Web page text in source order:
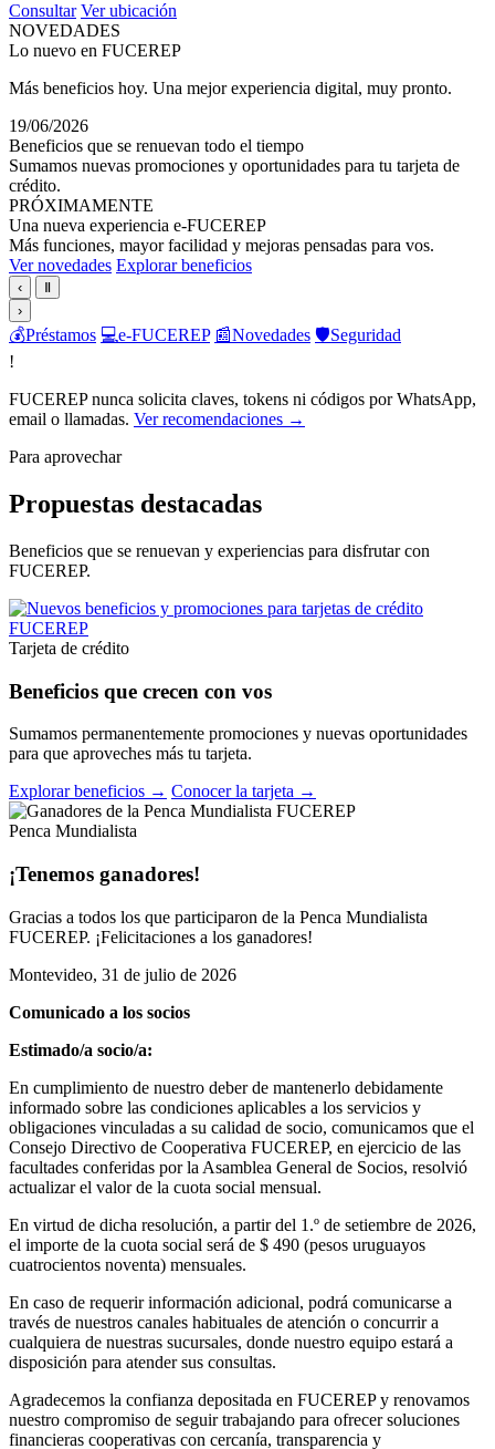
Consultar Ver ubicación
NOVEDADES
Lo nuevo en FUCEREP
Más beneficios hoy. Una mejor experiencia digital, muy pronto.
19/06/2026
Beneficios que se renuevan todo el tiempo
Sumamos nuevas promociones y oportunidades para tu tarjeta de
crédito.
PRÓXIMAMENTE
Una nueva experiencia e-FUCEREP
Más funciones, mayor facilidad y mejoras pensadas para vos.
Ver novedades Explorar beneficios
‹
Ⅱ
›
💰Préstamos 💻e-FUCEREP 📰Novedades 🛡️Seguridad
!
FUCEREP nunca solicita claves, tokens ni códigos por WhatsApp,
email o llamadas. Ver recomendaciones →
Para aprovechar
Propuestas destacadas
Beneficios que se renuevan y experiencias para disfrutar con
FUCEREP.
Tarjeta de crédito
Beneficios que crecen con vos
Sumamos permanentemente promociones y nuevas oportunidades
para que aproveches más tu tarjeta.
Explorar beneficios → Conocer la tarjeta →
Penca Mundialista
¡Tenemos ganadores!
Gracias a todos los que participaron de la Penca Mundialista
FUCEREP. ¡Felicitaciones a los ganadores!
Montevideo, 31 de julio de 2026
Comunicado a los socios
Estimado/a socio/a:
En cumplimiento de nuestro deber de mantenerlo debidamente
informado sobre las condiciones aplicables a los servicios y
obligaciones vinculadas a su calidad de socio, comunicamos que el
Consejo Directivo de Cooperativa FUCEREP, en ejercicio de las
facultades conferidas por la Asamblea General de Socios, resolvió
actualizar el valor de la cuota social mensual.
En virtud de dicha resolución, a partir del 1.º de setiembre de 2026,
el importe de la cuota social será de $ 490 (pesos uruguayos
cuatrocientos noventa) mensuales.
En caso de requerir información adicional, podrá comunicarse a
través de nuestros canales habituales de atención o concurrir a
cualquiera de nuestras sucursales, donde nuestro equipo estará a
disposición para atender sus consultas.
Agradecemos la confianza depositada en FUCEREP y renovamos
nuestro compromiso de seguir trabajando para ofrecer soluciones
financieras cooperativas con cercanía, transparencia y